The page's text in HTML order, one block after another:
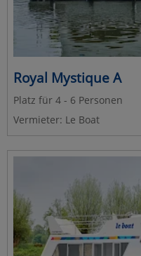
Royal Mystique A
Platz für 4 - 6 Personen
Vermieter: Le Boat